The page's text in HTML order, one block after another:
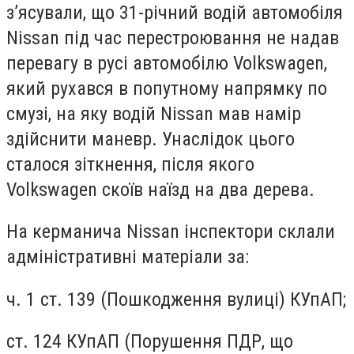
з’ясували, що 31-річний водій автомобіля
Nissan під час перестроювання не надав
перевагу в русі автомобілю Volkswagen,
який рухався в попутному напрямку по
смузі, на яку водій Nissan мав намір
здійснити маневр. Унаслідок цього
сталося зіткнення, після якого
Volkswagen скоїв наїзд на два дерева.
На керманича Nissan інспектори склали
адміністративні матеріали за:
ч. 1 ст. 139 (Пошкодження вулиці) КУпАП;
ст. 124 КУпАП (Порушення ПДР, що